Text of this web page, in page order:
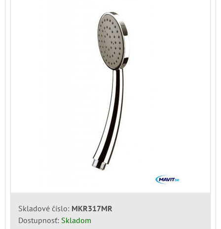
Skladové číslo: MKR317MR
Dostupnosť: Skladom